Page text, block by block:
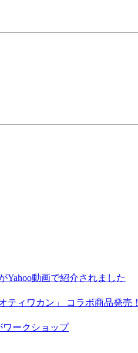
Yahoo動画で紹介されました
ィワカン」 コラボ商品発売！
ークショップ